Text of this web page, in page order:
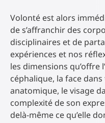
Volonté est alors
de s’affranchir des
disciplinaires et de
expériences et nos
les dimensions qu’offre
céphalique, la face
anatomique, le visage
complexité de son
delà-même ce qu’elle